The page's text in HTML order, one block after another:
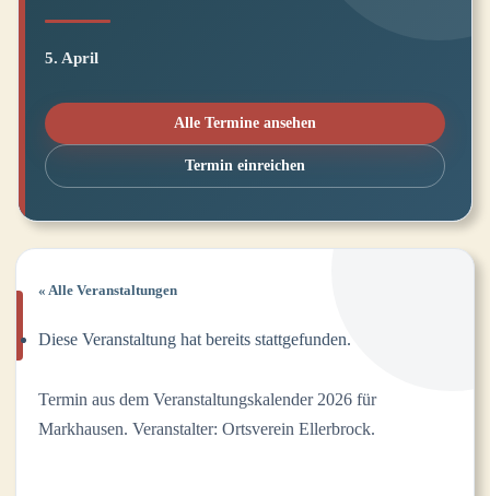
5. April
Alle Termine ansehen
Termin einreichen
« Alle Veranstaltungen
Diese Veranstaltung hat bereits stattgefunden.
Termin aus dem Veranstaltungskalender 2026 für
Markhausen. Veranstalter: Ortsverein Ellerbrock.